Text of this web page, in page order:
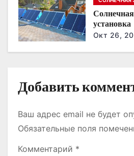
с
я
м
установка
Окт 26,
Добавить
Ваш адрес email не будет
Обязательные поля
Комментарий *